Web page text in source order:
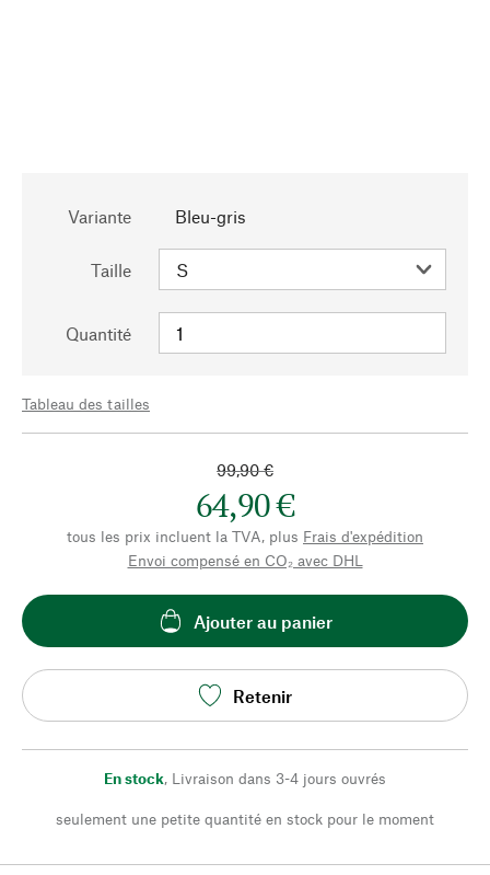
Variante Bleu-gris
Taille
Quantité
Tableau des tailles
99,90 €
64,90 €
tous les prix incluent la TVA, plus Frais d'expédition
Envoi compensé en CO₂ avec DHL
Ajouter au panier
Retenir
En stock, Livraison dans 3-4 jours ouvrés
seulement une petite quantité en stock pour le moment